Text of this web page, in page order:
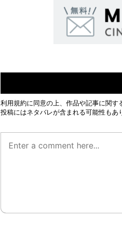
利用規約に同意の上、作品や記事に関
投稿にはネタバレが含まれる可能性も